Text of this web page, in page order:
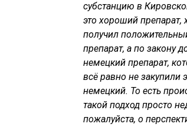
субстанцию в
это хороший препарат,
получил
препарат, а по закону
немецкий препарат,
всё равно не закупили
немецкий. То есть
такой подход просто
пожалуйста, о